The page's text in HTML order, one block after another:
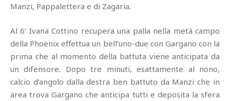
Manzi, Pappalettera e di Zagaria.
Al 6’ Ivana Cottino recupera una palla nella metà campo
della Phoenix effettua un bell’uno-due con Gargano con la
prima che al momento della battuta viene anticipata da
un difensore. Dopo tre minuti, esattamente al nono,
calcio d’angolo dalla destra ben battuto da Manzi che in
area trova Gargano che anticipa tutti e deposita la sfera